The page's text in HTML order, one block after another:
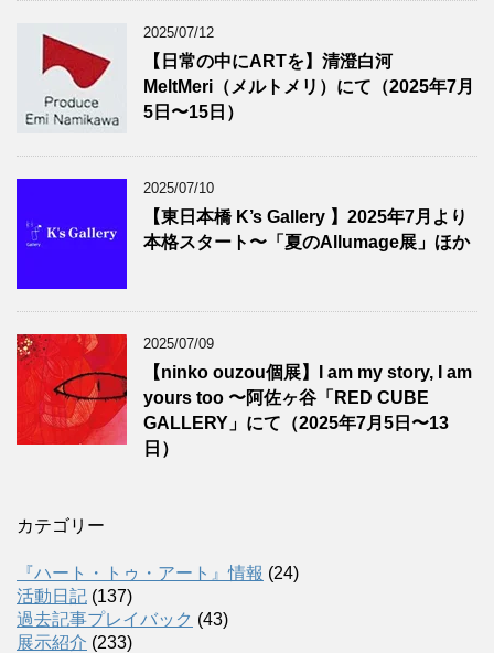
2025/07/12
【日常の中にARTを】清澄白河
MeltMeri（メルトメリ）にて（2025年7月
5日〜15日）
2025/07/10
【東日本橋 K’s Gallery 】2025年7月より
本格スタート〜「夏のAllumage展」ほか
2025/07/09
【ninko ouzou個展】I am my story, I am
yours too 〜阿佐ヶ谷「RED CUBE
GALLERY」にて（2025年7月5日〜13
日）
カテゴリー
『ハート・トゥ・アート』情報 (24)
活動日記 (137)
過去記事プレイバック (43)
展示紹介 (233)